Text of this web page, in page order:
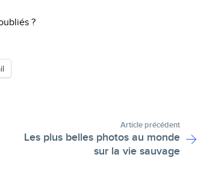
?
Article précédent
Les plus belles photos au monde
sur la vie sauvage